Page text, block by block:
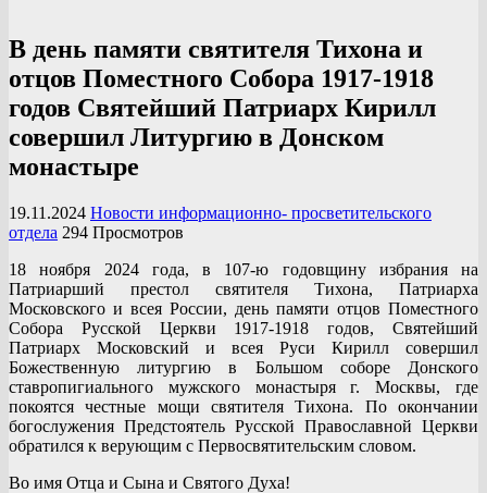
В день памяти святителя Тихона и
отцов Поместного Собора 1917-1918
годов Святейший Патриарх Кирилл
совершил Литургию в Донском
монастыре
19.11.2024 Новости информационно- просветительского
отдела 294 Просмотров
18 ноября 2024 года, в 107-ю годовщину избрания на
Патриарший престол святителя Тихона, Патриарха
Московского и всея России, день памяти отцов Поместного
Собора Русской Церкви 1917-1918 годов, Святейший
Патриарх Московский и всея Руси Кирилл совершил
Божественную литургию в Большом соборе Донского
ставропигиального мужского монастыря г. Москвы, где
покоятся честные мощи святителя Тихона. По окончании
богослужения Предстоятель Русской Православной Церкви
обратился к верующим с Первосвятительским словом.
Во имя Отца и Сына и Святого Духа!